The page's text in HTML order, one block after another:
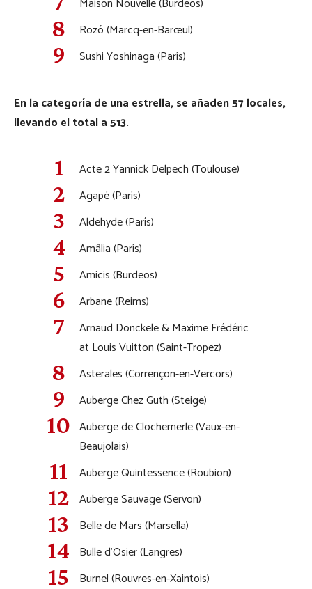
Maison Nouvelle (Burdeos)
Rozó (Marcq-en-Barœul)
Sushi Yoshinaga (París)
En la categoría de una estrella, se añaden 57 locales,
llevando el total a 513.
Acte 2 Yannick Delpech (Toulouse)
Agapé (París)
Aldehyde (París)
Amâlia (París)
Amicis (Burdeos)
Arbane (Reims)
Arnaud Donckele & Maxime Frédéric
at Louis Vuitton (Saint-Tropez)
Asterales (Corrençon-en-Vercors)
Auberge Chez Guth (Steige)
Auberge de Clochemerle (Vaux-en-
Beaujolais)
Auberge Quintessence (Roubion)
Auberge Sauvage (Servon)
Belle de Mars (Marsella)
Bulle d’Osier (Langres)
Burnel (Rouvres-en-Xaintois)